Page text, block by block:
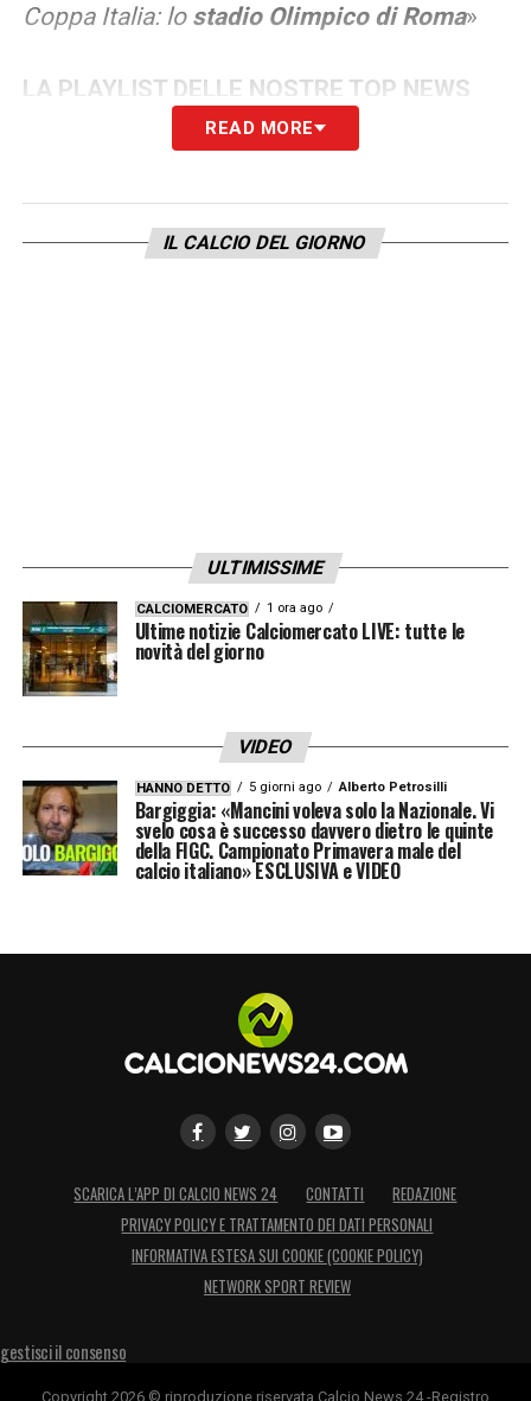
Coppa Italia: lo stadio Olimpico di Roma»
LA PLAYLIST DELLE NOSTRE TOP NEWS
READ MORE
IL CALCIO DEL GIORNO
ULTIMISSIME
CALCIOMERCATO 1 ora ago
Ultime notizie Calciomercato LIVE: tutte le
novità del giorno
VIDEO
HANNO DETTO 5 giorni ago Alberto Petrosilli
Bargiggia: «Mancini voleva solo la Nazionale. Vi
svelo cosa è successo davvero dietro le quinte
della FIGC. Campionato Primavera male del
calcio italiano» ESCLUSIVA e VIDEO
SCARICA L’APP DI CALCIO NEWS 24 CONTATTI
REDAZIONE
PRIVACY POLICY E TRATTAMENTO DEI DATI PERSONALI
INFORMATIVA ESTESA SUI COOKIE (COOKIE POLICY)
NETWORK SPORT REVIEW
gestisci il consenso
Copyright 2026 © riproduzione riservata Calcio News 24 -Registro